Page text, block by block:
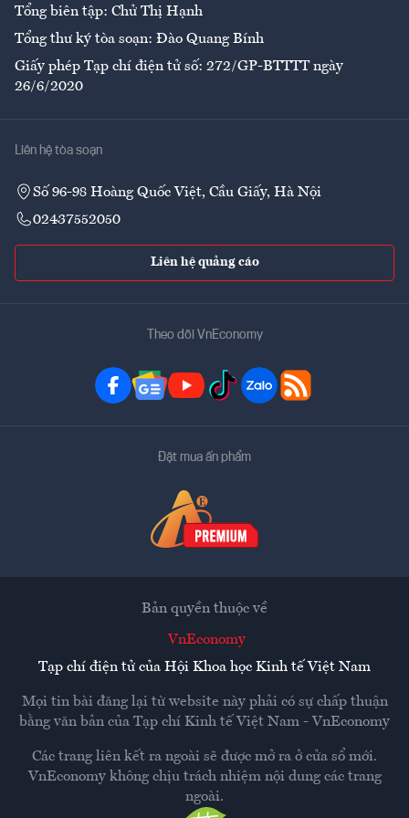
Tổng biên tập: Chử Thị Hạnh
Tổng thư ký tòa soạn: Đào Quang Bính
Giấy phép Tạp chí điện tử số: 272/GP-BTTTT ngày
26/6/2020
Liên hệ tòa soạn
Số 96-98 Hoàng Quốc Việt, Cầu Giấy, Hà Nội
02437552050
Liên hệ quảng cáo
Theo dõi VnEconomy
Đặt mua ấn phẩm
Bản quyền thuộc về
VnEconomy
Tạp chí điện tử của Hội Khoa học Kinh tế Việt Nam
Mọi tin bài đăng lại từ website này phải có sự chấp thuận
bằng văn bản của Tạp chí Kinh tế Việt Nam - VnEconomy
Các trang liên kết ra ngoài sẽ được mở ra ở cửa sổ mới.
VnEconomy không chịu trách nhiệm nội dung các trang
ngoài.